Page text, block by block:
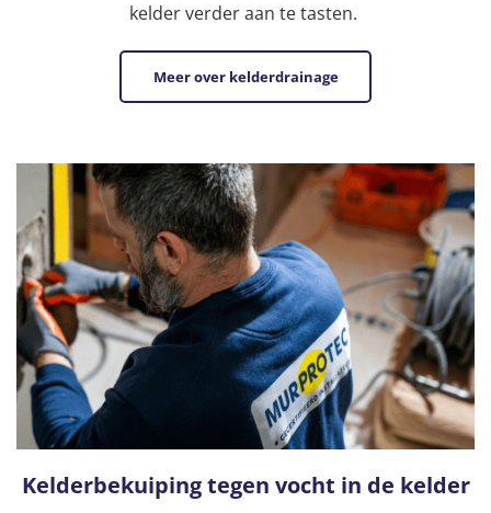
kelder verder aan te tasten.
Meer over kelderdrainage
Kelderbekuiping tegen vocht in de kelder